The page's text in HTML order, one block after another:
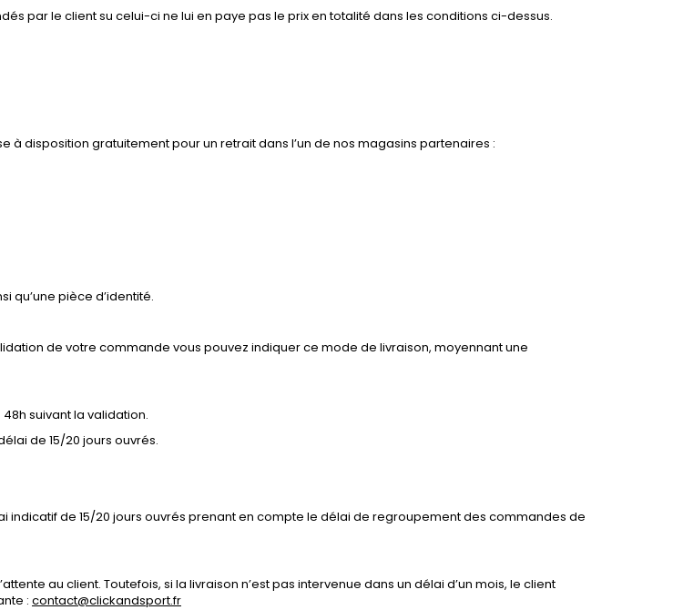
par le client su celui-ci ne lui en paye pas le prix en totalité dans les conditions ci-dessus.
disposition gratuitement pour un retrait dans l’un de nos magasins partenaires :
qu’une pièce d’identité.
de votre commande vous pouvez indiquer ce mode de livraison, moyennant une
suivant la validation.
de 15/20 jours ouvrés.
de 15/20 jours ouvrés prenant en compte le délai de regroupement des commandes de
au client. Toutefois, si la livraison n’est pas intervenue dans un délai d’un mois, le client
: contact@clickandsport.fr